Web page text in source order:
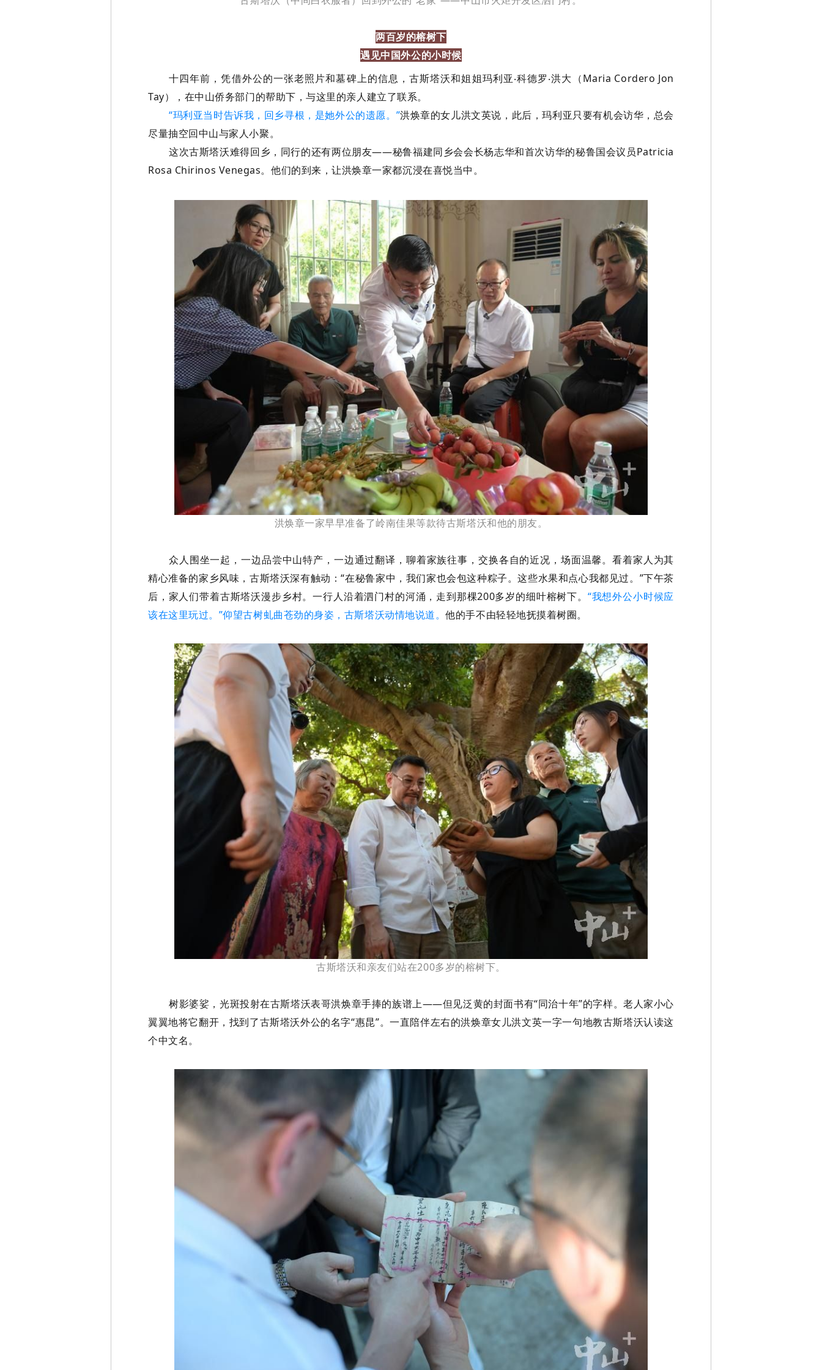
两百岁的榕树下
遇见中国外公的小时候
十四年前，凭借外公的一张老照片和墓碑上的信息，古斯塔沃和姐姐玛利亚‧科德罗‧洪大（Maria Cordero Jon
Tay），在中山侨务部门的帮助下，与这里的亲人建立了联系。
“玛利亚当时告诉我，回乡寻根，是她外公的遗愿。”洪焕章的女儿洪文英说，此后，玛利亚只要有机会访华，总会
尽量抽空回中山与家人小聚。
这次古斯塔沃难得回乡，同行的还有两位朋友——秘鲁福建同乡会会长杨志华和首次访华的秘鲁国会议员Patricia
Rosa Chirinos Venegas。他们的到来，让洪焕章一家都沉浸在喜悦当中。
洪焕章一家早早准备了岭南佳果等款待古斯塔沃和他的朋友。
众人围坐一起，一边品尝中山特产，一边通过翻译，聊着家族往事，交换各自的近况，场面温馨。看着家人为其
精心准备的家乡风味，古斯塔沃深有触动：“在秘鲁家中，我们家也会包这种粽子。这些水果和点心我都见过。”下午茶
后，家人们带着古斯塔沃漫步乡村。一行人沿着泗门村的河涌，走到那棵200多岁的细叶榕树下。 “我想外公小时候应
该在这里玩过。”仰望古树虬曲苍劲的身姿，古斯塔沃动情地说道。他的手不由轻轻地抚摸着树圈。
古斯塔沃和亲友们站在200多岁的榕树下。
树影婆娑，光斑投射在古斯塔沃表哥洪焕章手捧的族谱上——但见泛黄的封面书有“同治十年”的字样。老人家小心
翼翼地将它翻开，找到了古斯塔沃外公的名字“惠昆”。一直陪伴左右的洪焕章女儿洪文英一字一句地教古斯塔沃认读这
个中文名。